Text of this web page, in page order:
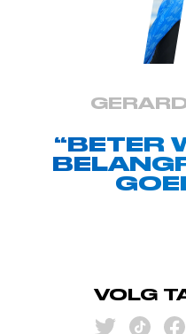
“BETER
VOLG